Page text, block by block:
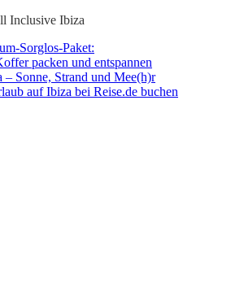
Inclusive Ibiza
Sorglos-Paket:
packen und entspannen
Sonne, Strand und Mee(h)r
auf Ibiza bei Reise.de buchen